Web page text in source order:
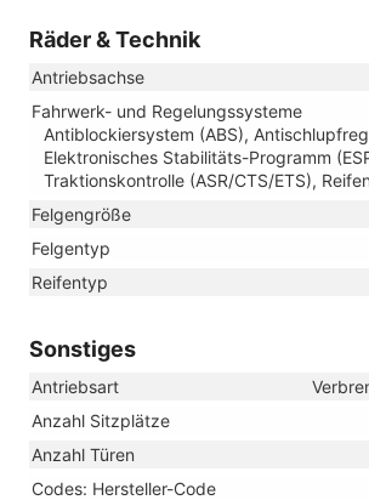
Räder & Technik
Antriebsachse
Fahrwerk- und Regelungssysteme
Antiblockiersystem (ABS),
Elektronisches Stabilitäts-Programm
Traktionskontrolle (ASR/CTS/ETS),
Felgengröße
Felgentyp
Reifentyp
Sonstiges
Antriebsart
Anzahl Sitzplätze
Anzahl Türen
Codes: Hersteller-Code